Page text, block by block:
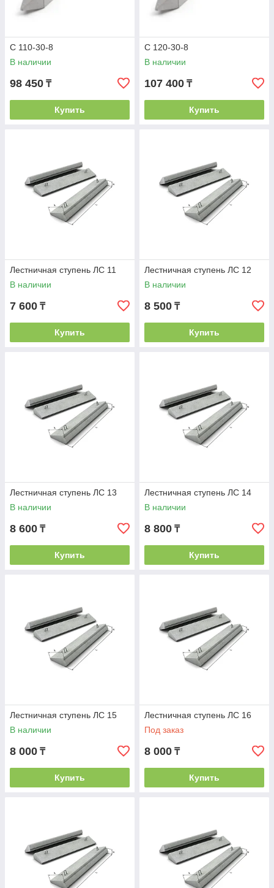
С 110-30-8
В наличии
98 450 ₸
Купить
С 120-30-8
В наличии
107 400 ₸
Купить
Лестничная ступень ЛС 11
В наличии
7 600 ₸
Купить
Лестничная ступень ЛС 12
В наличии
8 500 ₸
Купить
Лестничная ступень ЛС 13
В наличии
8 600 ₸
Купить
Лестничная ступень ЛС 14
В наличии
8 800 ₸
Купить
Лестничная ступень ЛС 15
В наличии
8 000 ₸
Купить
Лестничная ступень ЛС 16
Под заказ
8 000 ₸
Купить